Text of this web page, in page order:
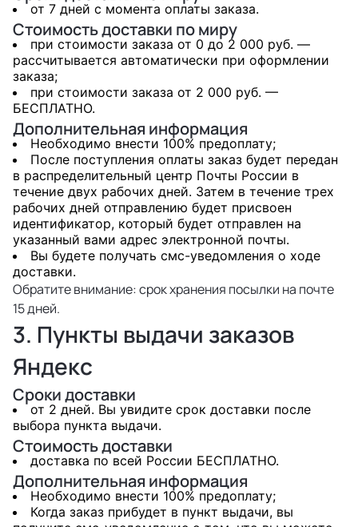
от 7 дней с момента оплаты заказа.
Стоимость доставки по миру
при стоимости заказа от 0 до 2 000 руб. —
рассчитывается автоматически при оформлении
заказа;
при стоимости заказа от 2 000 руб. —
БЕСПЛАТНО.
Дополнительная информация
Необходимо внести 100% предоплату;
После поступления оплаты заказ будет передан
в распределительный центр Почты России в
течение двух рабочих дней. Затем в течение трех
рабочих дней отправлению будет присвоен
идентификатор, который будет отправлен на
указанный вами адрес электронной почты.
Вы будете получать смс-уведомления о ходе
доставки.
Обратите внимание: срок хранения посылки на почте
15 дней.
3. Пункты выдачи заказов
Яндекс
Сроки доставки
от 2 дней. Вы увидите срок доставки после
выбора пункта выдачи.
Стоимость доставки
доставка по всей России БЕСПЛАТНО.
Дополнительная информация
Необходимо внести 100% предоплату;
Когда заказ прибудет в пункт выдачи, вы